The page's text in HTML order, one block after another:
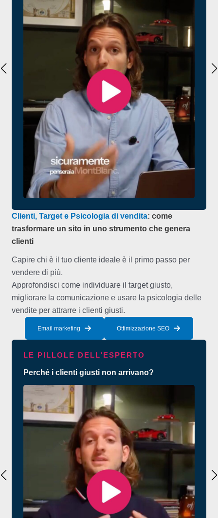
Clienti, Target e Psicologia di vendita: come
trasformare un sito in uno strumento che genera
clienti
Capire chi è il tuo cliente ideale è il primo passo per
vendere di più.
Approfondisci come individuare il target giusto,
migliorare la comunicazione e usare la psicologia delle
vendite per attrarre i clienti giusti.
Email marketing Ottimizzazione SEO
LE PILLOLE DELL’ESPERTO
Perché i clienti giusti non arrivano?